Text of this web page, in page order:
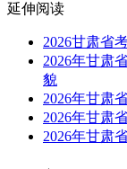
延伸阅读
2026甘肃省
2026年甘肃
貌
2026年甘肃
2026年甘肃
2026年甘肃